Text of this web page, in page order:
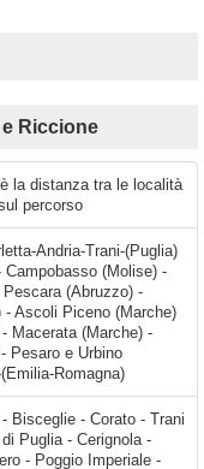
e Riccione
la distanza tra le località
percorso
Andria-Trani-(Puglia)
Campobasso (Molise) -
(Abruzzo) -
- Ascoli Piceno (Marche)
Macerata (Marche) -
Pesaro e Urbino
Romagna)
Salvo - Vasto - Termini - Miracoli - Torino di Sangro Marina - Mozzagrogna - Santa Maria Imbaro - San Martino - Fossacesia - Lanciano - Santa Calcagna - Pagliaroni - Treglio - San Vito Chietino - Ortona - Villa Grande - Francavilla al Mare - Ripa Teatina - Sambuceto - Chieti - Villanova - Pescara